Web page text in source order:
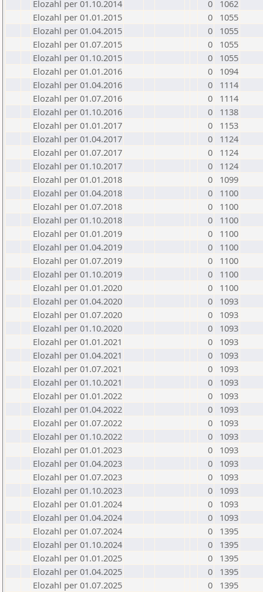
Elozahl per 01.10.2014
0
1062
Elozahl per 01.01.2015
0
1055
Elozahl per 01.04.2015
0
1055
Elozahl per 01.07.2015
0
1055
Elozahl per 01.10.2015
0
1055
Elozahl per 01.01.2016
0
1094
Elozahl per 01.04.2016
0
1114
Elozahl per 01.07.2016
0
1114
Elozahl per 01.10.2016
0
1138
Elozahl per 01.01.2017
0
1153
Elozahl per 01.04.2017
0
1124
Elozahl per 01.07.2017
0
1124
Elozahl per 01.10.2017
0
1124
Elozahl per 01.01.2018
0
1099
Elozahl per 01.04.2018
0
1100
Elozahl per 01.07.2018
0
1100
Elozahl per 01.10.2018
0
1100
Elozahl per 01.01.2019
0
1100
Elozahl per 01.04.2019
0
1100
Elozahl per 01.07.2019
0
1100
Elozahl per 01.10.2019
0
1100
Elozahl per 01.01.2020
0
1100
Elozahl per 01.04.2020
0
1093
Elozahl per 01.07.2020
0
1093
Elozahl per 01.10.2020
0
1093
Elozahl per 01.01.2021
0
1093
Elozahl per 01.04.2021
0
1093
Elozahl per 01.07.2021
0
1093
Elozahl per 01.10.2021
0
1093
Elozahl per 01.01.2022
0
1093
Elozahl per 01.04.2022
0
1093
Elozahl per 01.07.2022
0
1093
Elozahl per 01.10.2022
0
1093
Elozahl per 01.01.2023
0
1093
Elozahl per 01.04.2023
0
1093
Elozahl per 01.07.2023
0
1093
Elozahl per 01.10.2023
0
1093
Elozahl per 01.01.2024
0
1093
Elozahl per 01.04.2024
0
1093
Elozahl per 01.07.2024
0
1395
Elozahl per 01.10.2024
0
1395
Elozahl per 01.01.2025
0
1395
Elozahl per 01.04.2025
0
1395
Elozahl per 01.07.2025
0
1395